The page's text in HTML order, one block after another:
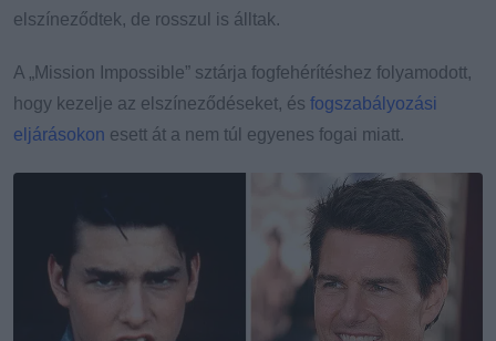
elszíneződtek, de rosszul is álltak.
A „Mission Impossible” sztárja fogfehérítéshez folyamodott,
hogy kezelje az elszíneződéseket, és fogszabályozási
eljárásokon esett át a nem túl egyenes fogai miatt.